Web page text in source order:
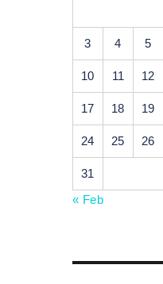
3 4 5
10 11 12
17 18 19
24 25 26
31
« Feb